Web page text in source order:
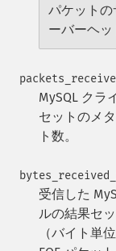
パケットの
ーバーヘッ
MySQL クラ
セットのメ
ト数。
受信した
ルの結果セ
（バイト単